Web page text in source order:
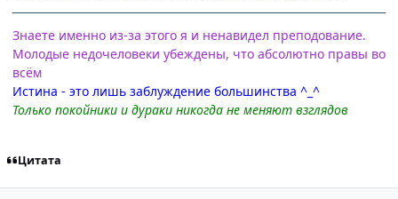
Знаете именно из-за этого я и ненавидел преподование.
Молодые недочеловеки убеждены, что абсолютно правы во
всём
Истина - это лишь заблуждение большинства ^_^
Только покойники и дураки никогда не меняют взглядов
Цитата